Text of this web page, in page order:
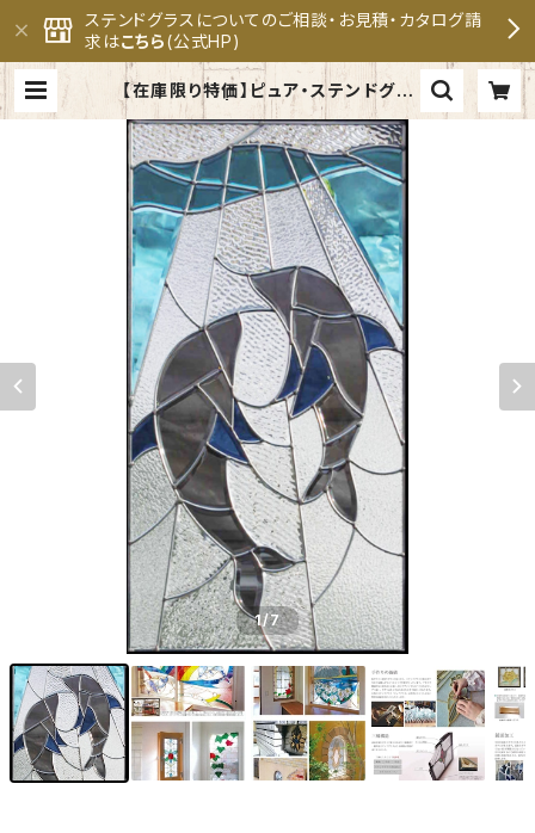
ステンドグラスについてのご相談・お見積・カタログ請
求はこちら(公式HP)
【在庫限り特価】ピュア・ステンドグラ
スSH-A22 | セブンホーム ステン
ドグラス専門メーカー 公式オンライ
ンショップ
1/7